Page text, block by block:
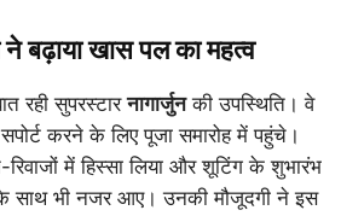
ने बढ़ाया खास पल का महत्व
रही सुपरस्टारनागार्जुनकी उपस्थिति। वे
करने के लिए पूजा समारोह में पहुंचे।
रिवाजों में हिस्सा लिया और शूटिंग के शुभारंभ
के साथ भी नजर आए। उनकी मौजूदगी ने इस